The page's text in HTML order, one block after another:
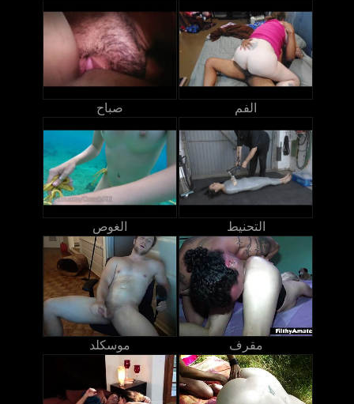
صباح الفم
الغوص التحنيط
موسكلد مقرف